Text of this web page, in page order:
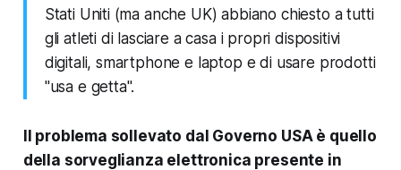
Stati Uniti (ma anche UK) abbiano chiesto a tutti
gli atleti di lasciare a casa i propri dispositivi
digitali, smartphone e laptop e di usare prodotti
"usa e getta".
Il problema sollevato dal Governo USA è quello
della sorveglianza elettronica presente in